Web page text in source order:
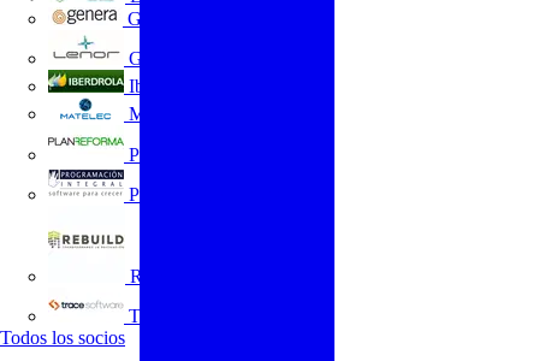
GENERA
Grupo Lenor
Iberdrola
MATELEC
Plan Reforma
Programación Integral
REBUILD
Trace Software
Todos los socios